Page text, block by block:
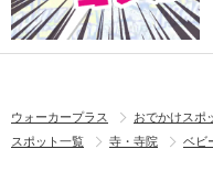
ウォーカープラス おでかけスポ
スポット一覧
寺・寺院 ベビ